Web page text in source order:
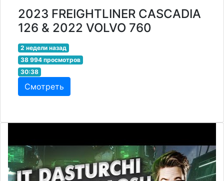
2023 FREIGHTLINER CASCADIA
126 & 2022 VOLVO 760
2 недели назад
38 994 просмотров
30:38
Смотреть